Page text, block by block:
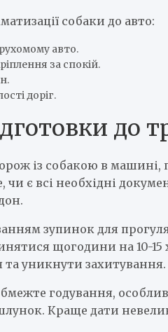
собаки до авто:
авто.
за спокій.
доріг.
до
із собакою в машині,
чи є всі необхідні
зупинок для
щогодини на 10-15
уникнути захитування.
годування,
Краще дати